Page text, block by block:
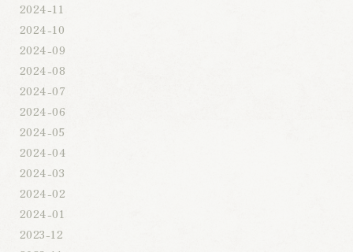
2024-11
2024-10
2024-09
2024-08
2024-07
2024-06
2024-05
2024-04
2024-03
2024-02
2024-01
2023-12